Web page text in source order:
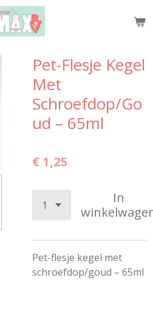
Pet-Flesje Kegel
Met
Schroefdop/Go
ud – 65ml
€ 1,25
In
Pet-flesje kegel met
schroefdop/goud – 65ml